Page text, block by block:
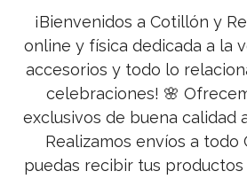
¡Bienvenidos a Cotillón y
online y física dedicada a la
accesorios y todo lo
celebraciones! 🌸
exclusivos de buena calidad
Realizamos envíos a todo
puedas recibir tus